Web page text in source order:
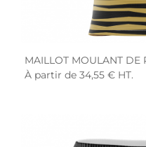
MAILLOT MOULANT DE
À partir de 34,55 € HT.